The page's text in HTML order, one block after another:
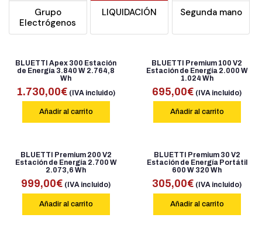
Grupo
Electrógenos
LIQUIDACIÓN Segunda mano
BLUETTI Apex 300 Estación
de Energía 3.840 W 2.764,8
Wh
1.730,00€ (IVA incluido)
Añadir al carrito
BLUETTI Premium 100 V2
Estación de Energía 2.000 W
1.024 Wh
695,00€ (IVA incluido)
Añadir al carrito
BLUETTI Premium 200 V2
Estación de Energía 2.700 W
2.073,6 Wh
999,00€ (IVA incluido)
Añadir al carrito
BLUETTI Premium 30 V2
Estación de Energía Portátil
600 W 320 Wh
305,00€ (IVA incluido)
Añadir al carrito